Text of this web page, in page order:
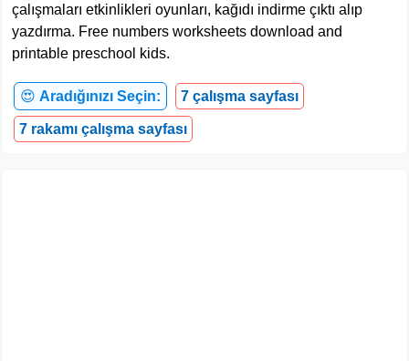
çalışmaları etkinlikleri oyunları, kağıdı indirme çıktı alıp
yazdırma. Free numbers worksheets download and
printable preschool kids.
😍 Aradığınızı Seçin: 7 çalışma sayfası
7 rakamı çalışma sayfası